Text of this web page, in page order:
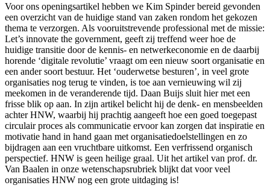
Voor ons openingsartikel hebben we Kim Spinder bereid gevonden
een overzicht van de huidige stand van zaken rondom het gekozen
thema te verzorgen. Als vooruitstrevende professional met de missie:
Let’s innovate the government, geeft zij treffend weer hoe de
huidige transitie door de kennis- en netwerkeconomie en de daarbij
horende ‘digitale revolutie’ vraagt om een nieuw soort organisatie en
een ander soort bestuur. Het ‘ouderwetse besturen’, in veel grote
organisaties nog terug te vinden, is toe aan vernieuwing wil zij
meekomen in de veranderende tijd. Daan Buijs sluit hier met een
frisse blik op aan. In zijn artikel belicht hij de denk- en mensbeelden
achter HNW, waarbij hij prachtig aangeeft hoe een goed toegepast
circulair proces als communicatie ervoor kan zorgen dat inspiratie en
motivatie hand in hand gaan met organisatiedoelstellingen en zo
bijdragen aan een vruchtbare uitkomst. Een verfrissend organisch
perspectief. HNW is geen heilige graal. Uit het artikel van prof. dr.
Van Baalen in onze wetenschapsrubriek blijkt dat voor veel
organisaties HNW nog een grote uitdaging is!